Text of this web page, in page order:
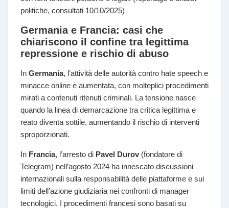
politiche, consultati 10/10/2025)
Germania e Francia: casi che
chiariscono il confine tra legittima
repressione e rischio di abuso
In Germania, l’attività delle autorità contro hate speech e
minacce online è aumentata, con molteplici procedimenti
mirati a contenuti ritenuti criminali. La tensione nasce
quando la linea di demarcazione tra critica legittima e
reato diventa sottile, aumentando il rischio di interventi
sproporzionati.
In Francia, l’arresto di Pavel Durov (fondatore di
Telegram) nell’agosto 2024 ha innescato discussioni
internazionali sulla responsabilità delle piattaforme e sui
limiti dell’azione giudiziaria nei confronti di manager
tecnologici. I procedimenti francesi sono basati su